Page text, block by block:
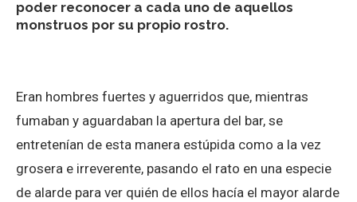
poder reconocer a cada uno de aquellos
monstruos por su propio rostro.
Eran hombres fuertes y aguerridos que, mientras
fumaban y aguardaban la apertura del bar, se
entretenían de esta manera estúpida como a la vez
grosera e irreverente, pasando el rato en una especie
de alarde para ver quién de ellos hacía el mayor alarde